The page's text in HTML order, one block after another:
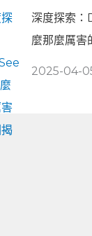
深度探索
麼那麼厲害
2025-04-